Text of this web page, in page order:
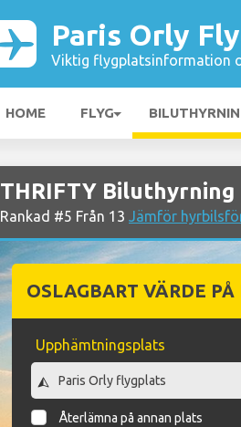
Paris Orly
Viktig flygplatsinformation
HOME FLYG
THRIFTY
Rankad #5 Från 13 Jämför
OSLAGBART VÄRDE
Upphämtningsplats
Återlämna på annan plats